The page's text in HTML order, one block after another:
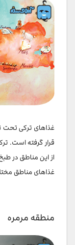
غذاهای ترکی تحت
از این مناطق در
غذاهای مناطق
منطقه مرمره